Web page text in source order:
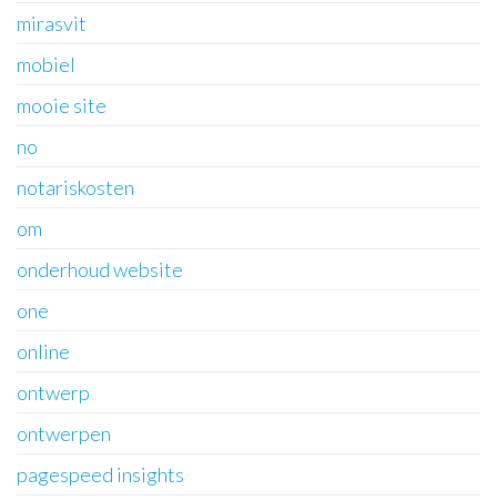
mirasvit
mobiel
mooie site
no
notariskosten
om
onderhoud website
one
online
ontwerp
ontwerpen
pagespeed insights